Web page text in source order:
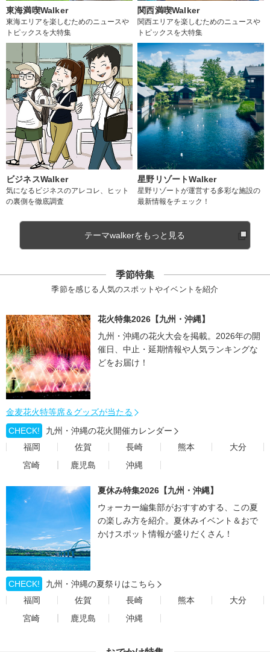
東海満喫Walker
東海エリアを楽しむためのニュースや
トピックスを大特集
関西満喫Walker
関西エリアを楽しむためのニュースや
トピックスを大特集
ビジネスWalker
気になるビジネスのアレコレ、ヒット
の裏側を徹底調査
星野リゾートWalker
星野リゾートが運営する多彩な施設の
最新情報をチェック！
テーマwalkerをもっと見る
季節特集
季節を感じる人気のスポットやイベントを紹介
花火特集2026【九州・沖縄】
九州・沖縄の花火大会を掲載。2026年の開
催日、中止・延期情報や人気ランキングな
どをお届け！
金麦花火特等席＆グッズが当たる
CHECK!
九州・沖縄の花火開催カレンダー
福岡
佐賀 長崎 熊本
大分
宮崎
鹿児島 沖縄
夏休み特集2026【九州・沖縄】
ウォーカー編集部がおすすめする、この夏
の楽しみ方を紹介。夏休みイベント＆おで
かけスポット情報が盛りだくさん！
CHECK!
九州・沖縄の夏祭りはこちら
福岡
佐賀 長崎 熊本
大分
宮崎
鹿児島 沖縄